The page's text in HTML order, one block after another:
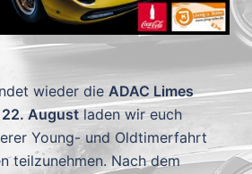
wieder die ADAC Limes
22. Augustladen wir euch
Young- und Oldtimerfahrt
teilzunehmen. Nach dem